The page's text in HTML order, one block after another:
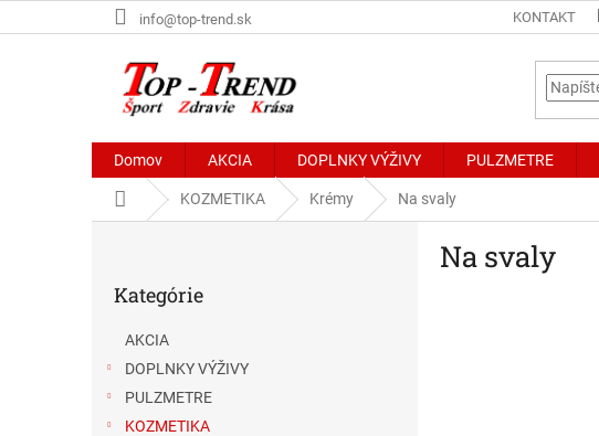
na
info@top-trend.sk KONTAKT
Domov AKCIA DOPLNKY VÝŽIVY PULZMETRE
DomovKOZMETIKA Krémy Na svaly
kategórie
Kategórie
AKCIA
DOPLNKY VÝŽIVY
PULZMETRE
KOZMETIKA
Na svaly